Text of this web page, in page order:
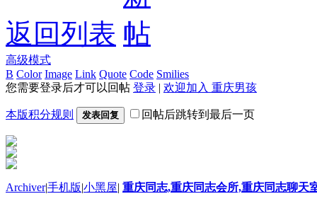
返回列表
高级模式
B Color Image Link Quote Code Smilies
您需要登录后才可以回帖 登录 | 欢迎加入 重庆男孩
本版积分规则 发表回复 回帖后跳转到最后一页
Archiver|手机版|小黑屋| 重庆同志,重庆同志会所,重庆同志聊天